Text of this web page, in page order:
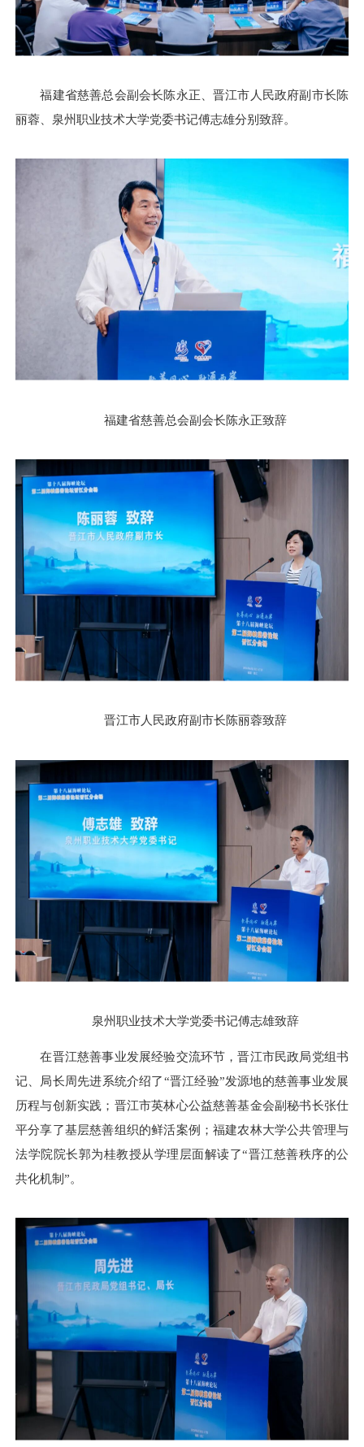
福建省慈善总会副会长陈永正、晋江市人民政府副市长陈
丽蓉、泉州职业技术大学党委书记傅志雄分别致辞。
福建省慈善总会副会长陈永正致辞
晋江市人民政府副市长陈丽蓉致辞
泉州职业技术大学党委书记傅志雄致辞
在晋江慈善事业发展经验交流环节，晋江市民政局党组书
记、局长周先进系统介绍了“晋江经验”发源地的慈善事业发展
历程与创新实践；晋江市英林心公益慈善基金会副秘书长张仕
平分享了基层慈善组织的鲜活案例；福建农林大学公共管理与
法学院院长郭为桂教授从学理层面解读了“晋江慈善秩序的公
共化机制”。